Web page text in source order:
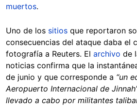
muertos.
Uno de los sitios que reportaron
consecuencias del ataque daba el
fotografía a Reuters. El archivo de
noticias confirma que la
de junio y que corresponde a “un
Aeropuerto Internacional de
llevado a cabo por militantes